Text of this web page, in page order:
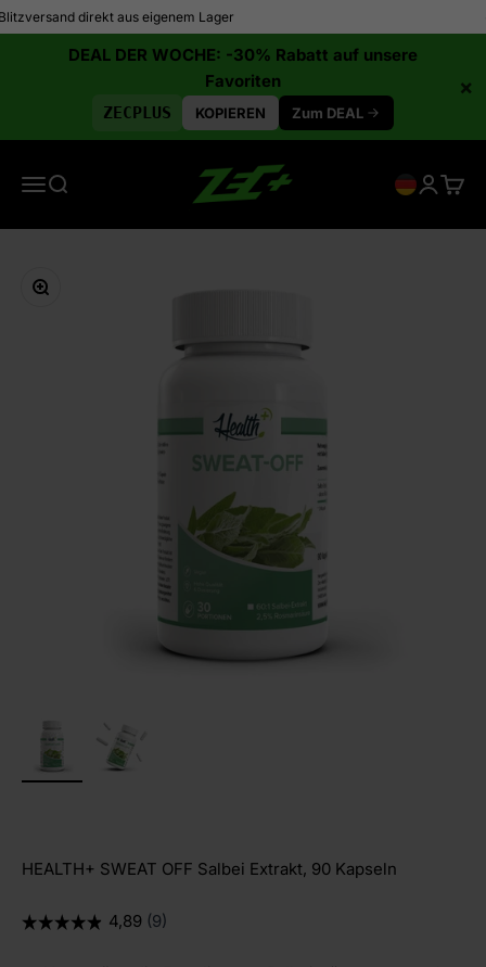
Zum Inhalt springen
direkt aus eigenem Lager
DEAL DER WOCHE: -30% Rabatt auf unsere
Favoriten
ZECPLUS KOPIEREN Zum DEAL
×
MenüSuche
Zec+ Nutrition Germany
Bild vergrößern
HEALTH+ SWEAT OFF Salbei Extrakt, 90 Kapseln